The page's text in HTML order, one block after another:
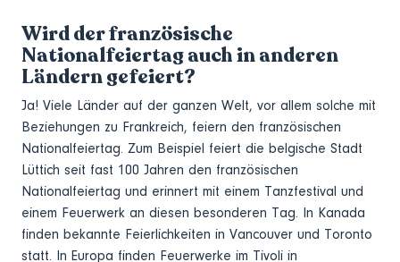
Wird der französische
Nationalfeiertag auch in anderen
Ländern gefeiert?
Ja! Viele Länder auf der ganzen Welt, vor allem solche mit
Beziehungen zu Frankreich, feiern den französischen
Nationalfeiertag. Zum Beispiel feiert die belgische Stadt
Lüttich seit fast 100 Jahren den französischen
Nationalfeiertag und erinnert mit einem Tanzfestival und
einem Feuerwerk an diesen besonderen Tag. In Kanada
finden bekannte Feierlichkeiten in Vancouver und Toronto
statt. In Europa finden Feuerwerke im Tivoli in